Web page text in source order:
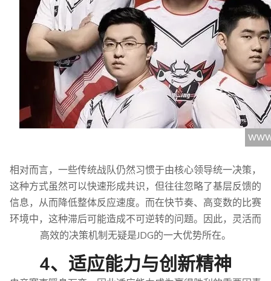
相对而言，一些传统战队仍然习惯于由核心领导统一决策，
这种方式虽然可以快速形成共识，但往往忽略了基层反馈的
信息，从而降低整体反应速度。而在快节奏、高变数的比赛
环境中，这种滞后可能造成不可逆转的问题。因此，灵活而
高效的决策机制无疑是JDG的一大优势所在。
4、适应能力与创新精神